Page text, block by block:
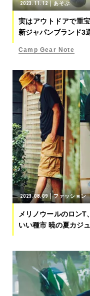
2023.11.12 あそぶ
実はアウトドアで重
新ジャパンブランド3
Camp Gear Note
2023.08.09 ファッション
メリノウールのロンT
いい種市 暁の夏カジ